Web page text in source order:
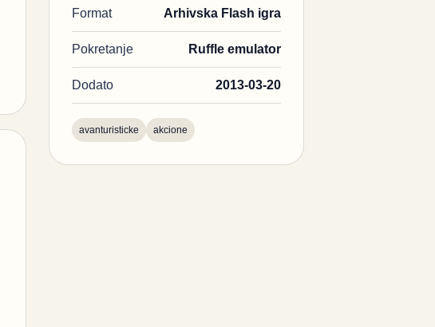
Format Arhivska Flash igra
Pokretanje Ruffle emulator
Dodato 2013-03-20
avanturisticke akcione